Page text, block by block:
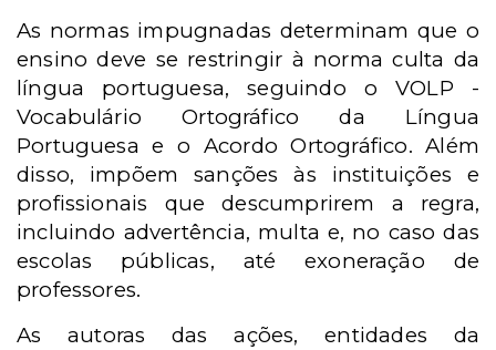
As normas impugnadas determinam que o
ensino deve se restringir à norma culta da
língua portuguesa, seguindo o VOLP -
Vocabulário Ortográfico da Língua
Portuguesa e o Acordo Ortográfico. Além
disso, impõem sanções às instituições e
profissionais que descumprirem a regra,
incluindo advertência, multa e, no caso das
escolas públicas, até exoneração de
professores.
As autoras das ações, entidades da